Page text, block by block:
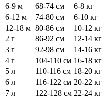
6-9 м
68-74 см
6-8 кг
6-12 м
74-80 см
6-10 кг
12-18 м 80-86 см
10-12 кг
2 г
86-92 см
12-14 кг
3 г
92-98 см
14-16 кг
4 г
104-110 см 16-18 кг
5 л
110-116 см 18-20 кг
6 л
116-122 см 20-22 кг
7 л
122-128 см 22-24 кг